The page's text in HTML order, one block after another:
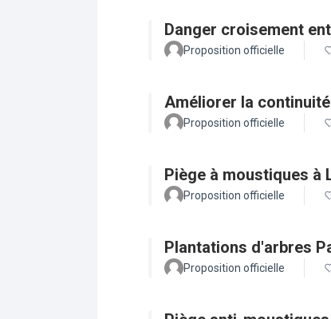
Danger croisement
Proposition officielle
Améliorer la
Proposition officielle
Piège à moustiques à
Proposition officielle
Plantations d'arbres
Proposition officielle